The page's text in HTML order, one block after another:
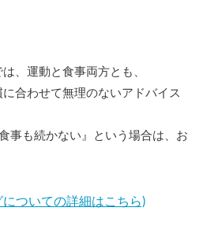
、運動と食事両方とも、
合わせて無理のないアドバイス
事も続かない』という場合は、お
ついての詳細はこちら)